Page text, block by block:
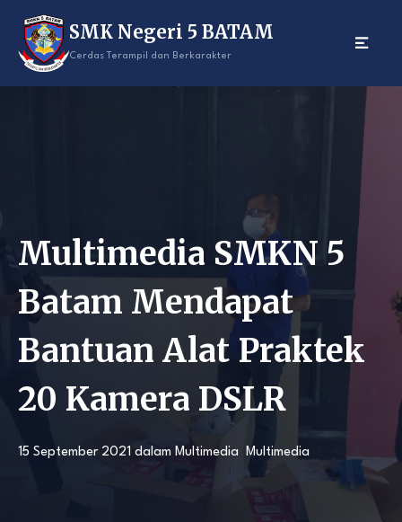
content
SMK Negeri 5 BATAM
Cerdas Terampil dan Berkarakter
Multimedia SMKN 5
Batam Mendapat
Bantuan Alat Praktek
20 Kamera DSLR
15 September 2021 dalam Multimedia Multimedia